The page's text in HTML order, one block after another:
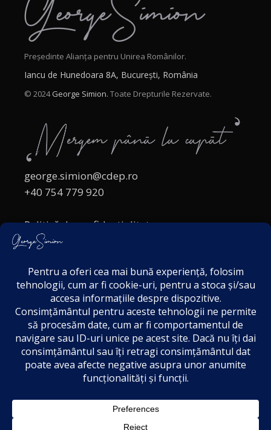
Președinte Alianța pentru Unirea Românilor.
Iancu de Hunedoara 8A, București, România
© 2024George Simion. Toate Drepturile Rezervate.
george.simion@cdep.ro
+40 754 779 920
Politică de confidențialitate
Politica cookies
Acordul de markting
Disclaimer